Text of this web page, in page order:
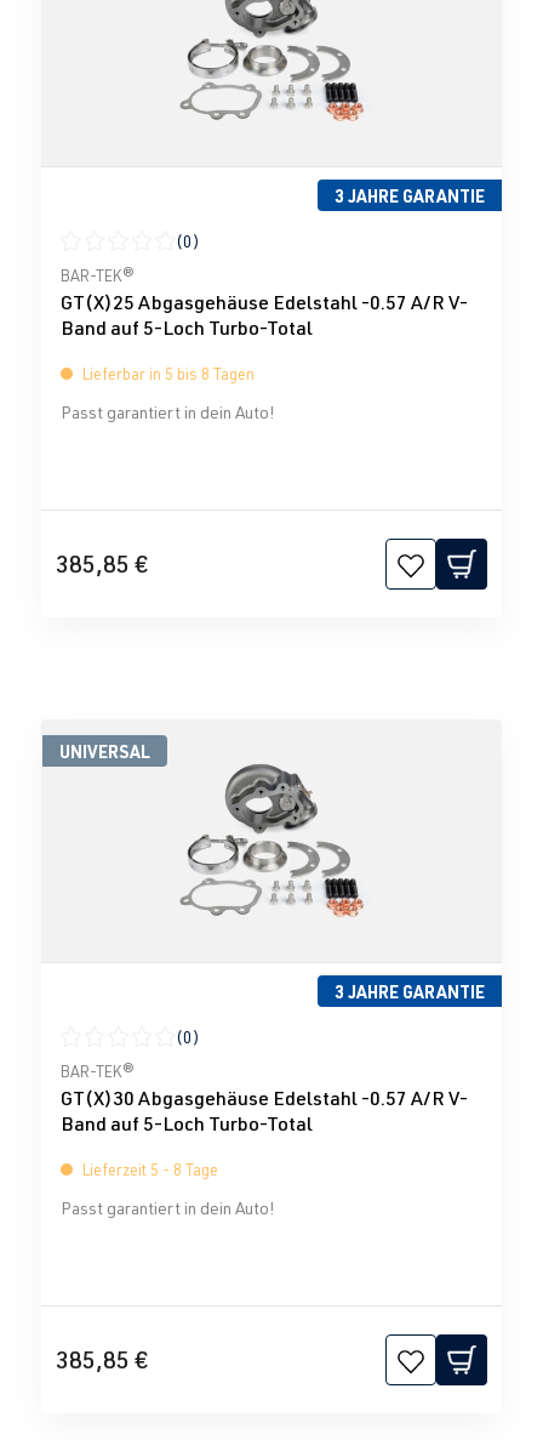
3 JAHRE GARANTIE
Durchschnittliche Bewertung von 0 von 5 Sternen
(0)
BAR-TEK®
GT(X)25 Abgasgehäuse Edelstahl -0.57 A/R V-
Band auf 5-Loch Turbo-Total
Lieferbar in 5 bis 8 Tagen
Passt garantiert in dein Auto!
385,85 €
UNIVERSAL
3 JAHRE GARANTIE
Durchschnittliche Bewertung von 0 von 5 Sternen
(0)
BAR-TEK®
GT(X)30 Abgasgehäuse Edelstahl -0.57 A/R V-
Band auf 5-Loch Turbo-Total
Lieferzeit 5 - 8 Tage
Passt garantiert in dein Auto!
385,85 €